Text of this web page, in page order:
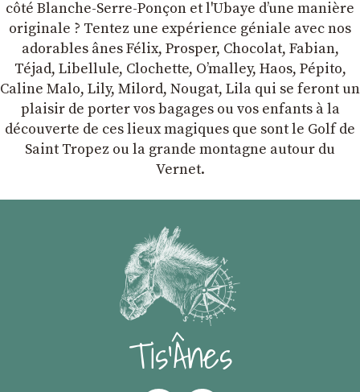
côté Blanche-Serre-Ponçon et l'Ubaye dʼune manière
originale ? Tentez une expérience géniale avec nos
adorables ânes Félix, Prosper, Chocolat, Fabian,
Téjad, Libellule, Clochette, Oʼmalley, Haos, Pépito,
Caline Malo, Lily, Milord, Nougat, Lila qui se feront un
plaisir de porter vos bagages ou vos enfants à la
découverte de ces lieux magiques que sont le Golf de
Saint Tropez ou la grande montagne autour du
Vernet.
Tis'Ânes